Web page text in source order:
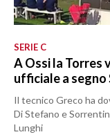
SERIE C
A Ossi la Torres
ufficiale a segno
Il tecnico Greco ha
Di Stefano e
Lunghi